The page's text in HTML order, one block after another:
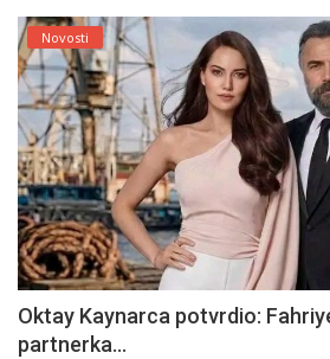
Novosti
Oktay Kaynarca potvrdio:
partnerka...